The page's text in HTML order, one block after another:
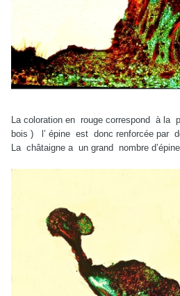
La coloration en rouge correspond à
bois ) l’ épine est donc renforcée par
La châtaigne a un grand nombre